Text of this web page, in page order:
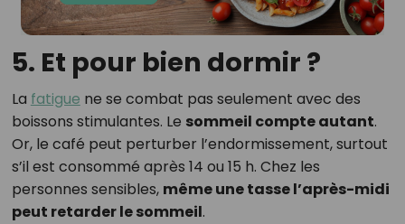
5. Et pour bien dormir ?
La fatigue ne se combat pas seulement avec des
boissons stimulantes. Le sommeil compte autant.
Or, le café peut perturber l’endormissement, surtout
s’il est consommé après 14 ou 15 h. Chez les
personnes sensibles, même une tasse l’après-midi
peut retarder le sommeil.